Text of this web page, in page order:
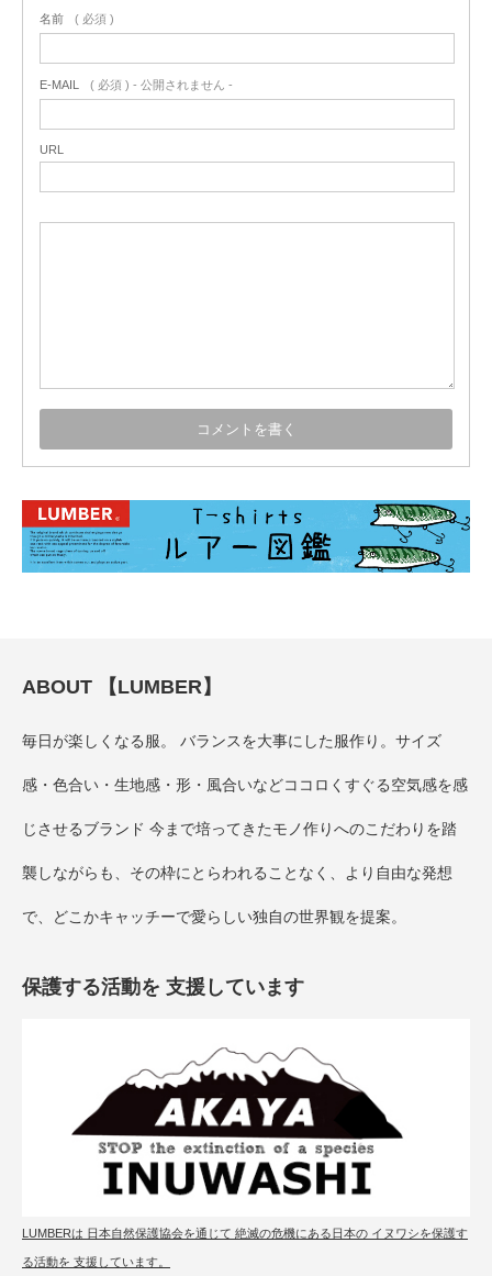
名前 ( 必須 )
E-MAIL ( 必須 ) - 公開されません -
URL
ABOUT 【LUMBER】
毎日が楽しくなる服。 バランスを大事にした服作り。サイズ
感・色合い・生地感・形・風合いなどココロくすぐる空気感を感
じさせるブランド 今まで培ってきたモノ作りへのこだわりを踏
襲しながらも、その枠にとらわれることなく、より自由な発想
で、どこかキャッチーで愛らしい独自の世界観を提案。
保護する活動を 支援しています
LUMBERは 日本自然保護協会を通じて 絶滅の危機にある日本の イヌワシを保護す
る活動を 支援しています。